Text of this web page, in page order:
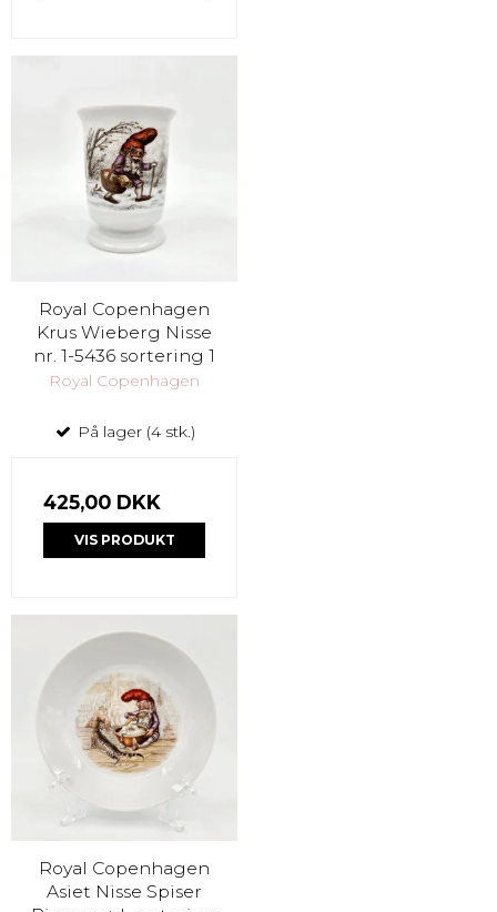
Royal Copenhagen
Krus Wieberg Nisse
nr. 1-5436 sortering 1
Royal Copenhagen
På lager (4 stk.)
425,00 DKK
VIS PRODUKT
Royal Copenhagen
Asiet Nisse Spiser